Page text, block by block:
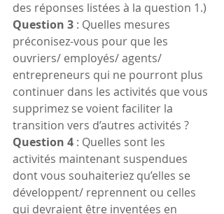
des réponses listées à la question 1.)
Question 3 : Quelles mesures
préconisez-vous pour que les
ouvriers/ employés/ agents/
entrepreneurs qui ne pourront plus
continuer dans les activités que vous
supprimez se voient faciliter la
transition vers d’autres activités ?
Question 4 : Quelles sont les
activités maintenant suspendues
dont vous souhaiteriez qu’elles se
développent/ reprennent ou celles
qui devraient être inventées en